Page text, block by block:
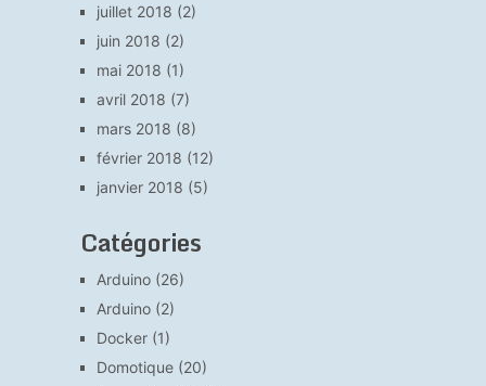
juillet 2018 (2)
juin 2018 (2)
mai 2018 (1)
avril 2018 (7)
mars 2018 (8)
février 2018 (12)
janvier 2018 (5)
Catégories
Arduino(26)
Arduino(2)
Docker(1)
Domotique(20)